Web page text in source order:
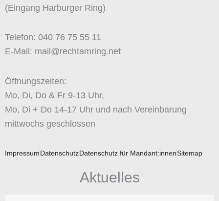
(Eingang Harburger Ring)
Telefon: 040 76 75 55 11
E-Mail: mail@rechtamring.net
Öffnungszeiten:
Mo, Di, Do & Fr 9-13 Uhr,
Mo, Di + Do 14-17 Uhr und nach Vereinbarung
mittwochs geschlossen
ImpressumDatenschutzDatenschutz für Mandant:innenSitemap
Aktuelles